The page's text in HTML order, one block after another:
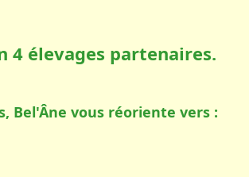
4 élevages partenaires.
Bel'Âne vous réoriente vers :